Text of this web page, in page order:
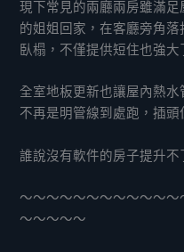
現下常見的兩廳兩房雖滿
的姐姐回家，在客廳旁角
臥榻，不僅提供短住也強大
全室地板更新也讓屋內熱水
不再是明管線到處跑，插
誰說沒有軟件的房子提升
～～～～～～～～～～～
～～～～～